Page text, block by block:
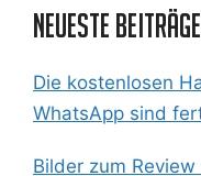
Neueste Beiträge
Die kostenlosen
WhatsApp sind
Bilder zum